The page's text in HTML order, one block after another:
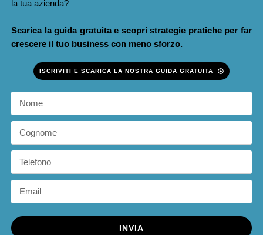
la tua azienda?
Scarica la guida gratuita e scopri strategie pratiche per far
crescere il tuo business con meno sforzo.
ISCRIVITI E SCARICA LA NOSTRA GUIDA GRATUITA
INVIA